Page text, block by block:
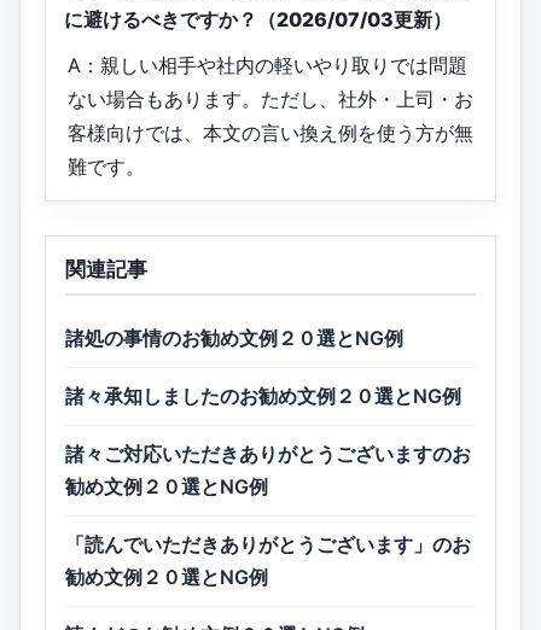
に避けるべきですか？（2026/07/03更新）
A：親しい相手や社内の軽いやり取りでは問題
ない場合もあります。ただし、社外・上司・お
客様向けでは、本文の言い換え例を使う方が無
難です。
関連記事
諸処の事情のお勧め文例２０選とNG例
諸々承知しましたのお勧め文例２０選とNG例
諸々ご対応いただきありがとうございますのお
勧め文例２０選とNG例
「読んでいただきありがとうございます」のお
勧め文例２０選とNG例